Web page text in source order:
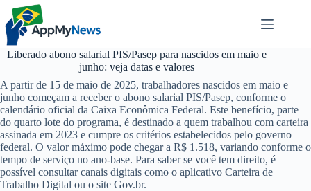
Pular
para
conteúdo
Liberado abono salarial PIS/Pasep para nascidos em maio e
junho: veja datas e valores
A partir de 15 de maio de 2025, trabalhadores nascidos em maio e
junho começam a receber o abono salarial PIS/Pasep, conforme o
calendário oficial da Caixa Econômica Federal. Este benefício, parte
do quarto lote do programa, é destinado a quem trabalhou com carteira
assinada em 2023 e cumpre os critérios estabelecidos pelo governo
federal. O valor máximo pode chegar a R$ 1.518, variando conforme o
tempo de serviço no ano-base. Para saber se você tem direito, é
possível consultar canais digitais como o aplicativo Carteira de
Trabalho Digital ou o site Gov.br.